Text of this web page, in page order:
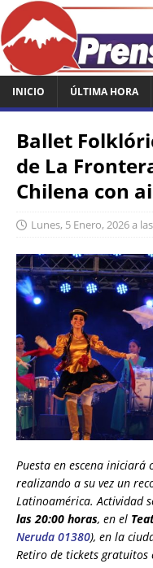
INICIO ÚLTIMA HORA
Ballet
de La
Chilena con
Lunes, 5 Enero, 2026 a
Puesta en escena iniciará
realizando a su vez un
Latinoamérica. Actividad
las 20:00 horas, en el
Neruda 01380), en la
Retiro de tickets gratuitos